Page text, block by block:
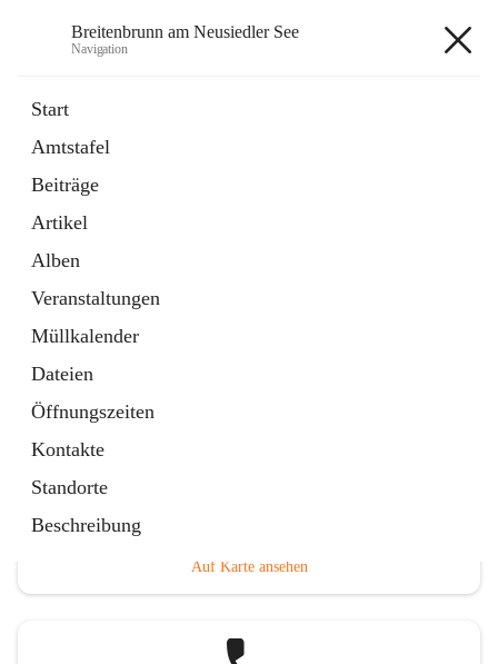
Breitenbrunn am Neusiedler See
Navigation
Start
Amtstafel
Beiträge
Artikel
Alben
Veranstaltungen
Müllkalender
Dateien
Öffnungszeiten
Kontakte
Standorte
Beschreibung
18 Schnellzugriffe
Gemeindeservice
Auf Karte ansehen